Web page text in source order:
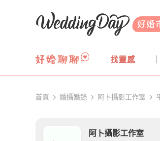
WeddingDay 好婚
找靈感
首頁 婚攝婚錄 阿卜攝影工作室
阿卜攝影工作室